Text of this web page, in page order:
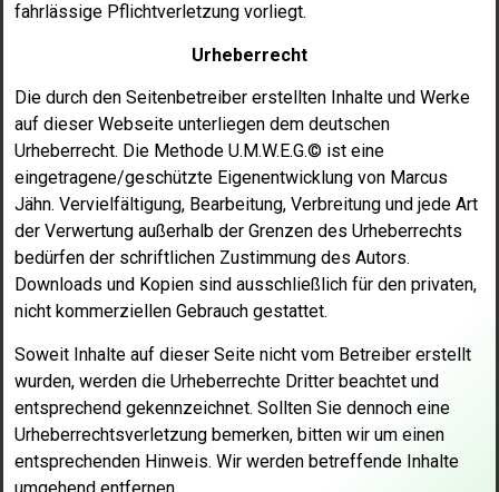
fahrlässige Pflichtverletzung vorliegt.
Urheberrecht
Die durch den Seitenbetreiber erstellten Inhalte und Werke
auf dieser Webseite unterliegen dem deutschen
Urheberrecht. Die Methode U.M.W.E.G.© ist eine
eingetragene/geschützte Eigenentwicklung von Marcus
Jähn. Vervielfältigung, Bearbeitung, Verbreitung und jede Art
der Verwertung außerhalb der Grenzen des Urheberrechts
bedürfen der schriftlichen Zustimmung des Autors.
Downloads und Kopien sind ausschließlich für den privaten,
nicht kommerziellen Gebrauch gestattet.
Soweit Inhalte auf dieser Seite nicht vom Betreiber erstellt
wurden, werden die Urheberrechte Dritter beachtet und
entsprechend gekennzeichnet. Sollten Sie dennoch eine
Urheberrechtsverletzung bemerken, bitten wir um einen
entsprechenden Hinweis. Wir werden betreffende Inhalte
umgehend entfernen.